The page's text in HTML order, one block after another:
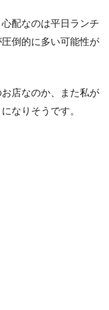
配なのは平日ランチ
倒的に多い可能性が
店なのか、また私が
なりそうです。